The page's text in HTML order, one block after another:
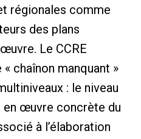
régionales comme
des plans
Le CCRE
chaînon manquant »
: le niveau
en œuvre concrète du
à l’élaboration